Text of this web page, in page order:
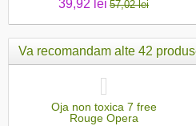
39,92 lei 57,02 lei
Va recomandam alte 42
Oja non toxica 7 free
Rouge Opera